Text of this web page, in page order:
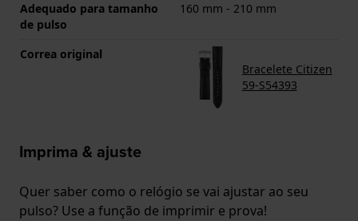
Adequado para tamanho
de pulso
160 mm - 210 mm
Correa original
Bracelete Citizen
59-S54393
Imprima & ajuste
Quer saber como o relógio se vai ajustar ao seu
pulso? Use a função de imprimir e prova!